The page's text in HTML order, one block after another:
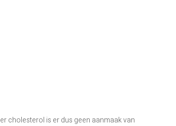
cholesterol is er dus geen aanmaak van